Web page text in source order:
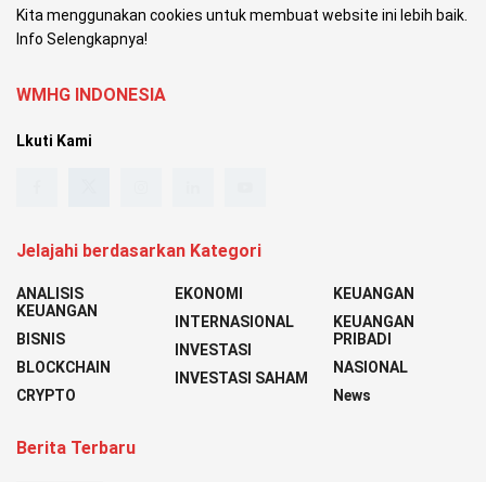
Kita menggunakan cookies untuk membuat website ini lebih baik.
Info Selengkapnya!
WMHG INDONESIA
Lkuti Kami
Jelajahi berdasarkan Kategori
ANALISIS
KEUANGAN
BISNIS
BLOCKCHAIN
CRYPTO
EKONOMI
INTERNASIONAL
INVESTASI
INVESTASI SAHAM
KEUANGAN
KEUANGAN
PRIBADI
NASIONAL
News
Berita Terbaru